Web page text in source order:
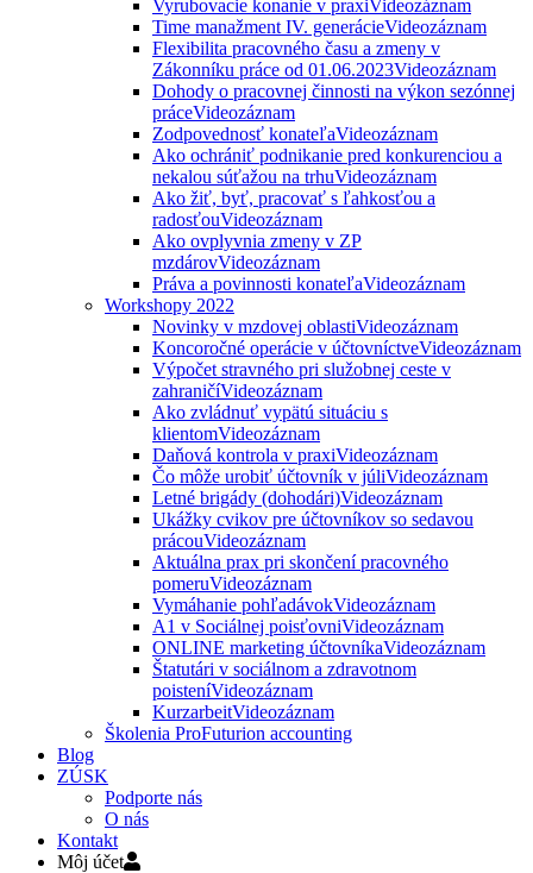
Vyrubovacie konanie v praxiVideozáznam
Time manažment IV. generácieVideozáznam
Flexibilita pracovného času a zmeny v
Zákonníku práce od 01.06.2023Videozáznam
Dohody o pracovnej činnosti na výkon sezónnej
práceVideozáznam
Zodpovednosť konateľaVideozáznam
Ako ochrániť podnikanie pred konkurenciou a
nekalou súťažou na trhuVideozáznam
Ako žiť, byť, pracovať s ľahkosťou a
radosťouVideozáznam
Ako ovplyvnia zmeny v ZP
mzdárovVideozáznam
Práva a povinnosti konateľaVideozáznam
Workshopy 2022
Novinky v mzdovej oblastiVideozáznam
Koncoročné operácie v účtovníctveVideozáznam
Výpočet stravného pri služobnej ceste v
zahraničíVideozáznam
Ako zvládnuť vypätú situáciu s
klientomVideozáznam
Daňová kontrola v praxiVideozáznam
Čo môže urobiť účtovník v júliVideozáznam
Letné brigády (dohodári)Videozáznam
Ukážky cvikov pre účtovníkov so sedavou
prácouVideozáznam
Aktuálna prax pri skončení pracovného
pomeruVideozáznam
Vymáhanie pohľadávokVideozáznam
A1 v Sociálnej poisťovniVideozáznam
ONLINE marketing účtovníkaVideozáznam
Štatutári v sociálnom a zdravotnom
poisteníVideozáznam
KurzarbeitVideozáznam
Školenia ProFuturion accounting
Blog
ZÚSK
Podporte nás
O nás
Kontakt
Môj účet